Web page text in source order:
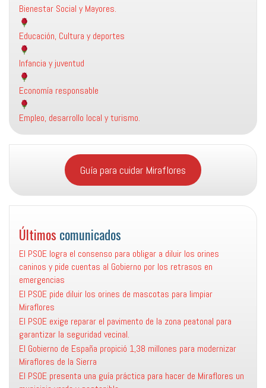
Bienestar Social y Mayores.
Educación, Cultura y deportes
Infancia y juventud
Economía responsable
Empleo, desarrollo local y turismo.
Guía para cuidar Miraflores
Últimos comunicados
El PSOE logra el consenso para obligar a diluir los orines
caninos y pide cuentas al Gobierno por los retrasos en
emergencias
El PSOE pide diluir los orines de mascotas para limpiar
Miraflores
El PSOE exige reparar el pavimento de la zona peatonal para
garantizar la seguridad vecinal.
El Gobierno de España propició 1,38 millones para modernizar
Miraflores de la Sierra
El PSOE presenta una guía práctica para hacer de Miraflores un